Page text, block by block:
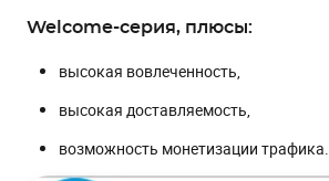
Welcome-серия, плюсы:
высокая вовлеченность,
высокая доставляемость,
возможность монетизации трафика.